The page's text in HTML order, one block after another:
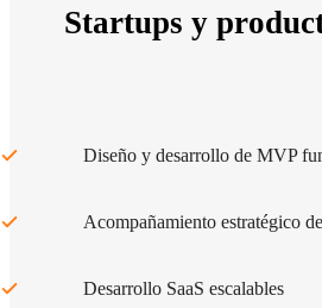
Startups y
Diseño y desarrollo de MVP
Acompañamiento estratégico
Desarrollo SaaS escalables